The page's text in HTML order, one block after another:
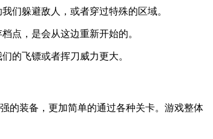
们躲避敌人，或者穿过特殊的区域。
点，是会从这边重新开始的。
的飞镖或者挥刀威力更大。
的装备，更加简单的通过各种关卡。游戏整体